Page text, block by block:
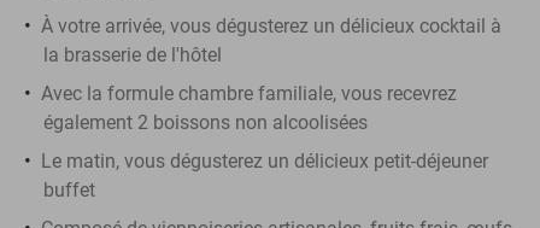
À votre arrivée, vous dégusterez un délicieux cocktail à
la brasserie de l'hôtel
Avec la formule chambre familiale, vous recevrez
également 2 boissons non alcoolisées
Le matin, vous dégusterez un délicieux petit-déjeuner
buffet